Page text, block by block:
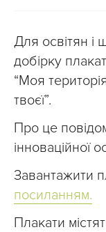
Для освітян і
добірку
“Моя
твоєї”.
Про це
інноваційної
Завантажити
посиланням.
Плакати